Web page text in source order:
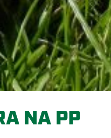
NA PP